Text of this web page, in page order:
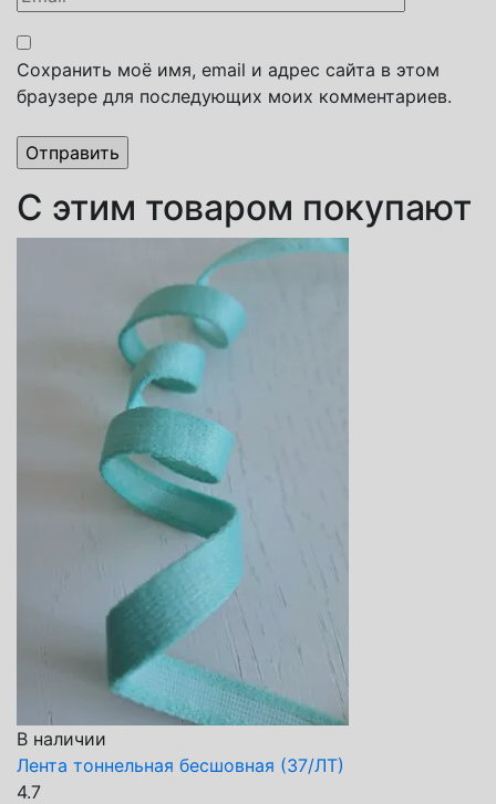
Сохранить моё имя, email и адрес сайта в этом
браузере для последующих моих комментариев.
С этим товаром покупают
В наличии
Лента тоннельная бесшовная (37/ЛТ)
4.7